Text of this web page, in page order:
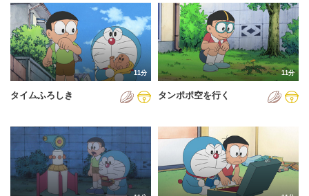
2024年
2025年
2026年
11分
タイムふろしき
11分
タンポポ空を行く